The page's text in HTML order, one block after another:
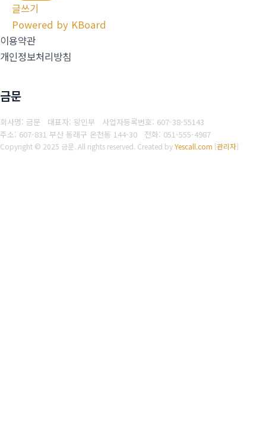
글쓰기
Powered by KBoard
이용약관
개인정보처리방침
금문
회사명: 금문 대표자: 왕인부 사업자등록번호: 607-38-55143
주소: 607-831 부산 동래구 온천동 144-30 전화: 051-555-4987
Copyright © 2025 금문. All rights reserved. Created byYescall.com [관리자]